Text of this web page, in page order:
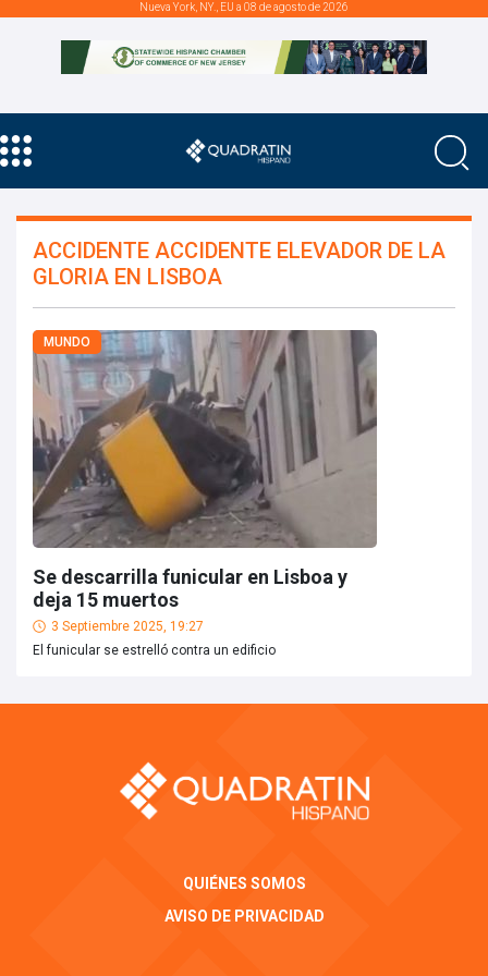
Nueva York, NY., EU a 08 de agosto de 2026
ACCIDENTE ACCIDENTE ELEVADOR DE LA
GLORIA EN LISBOA
MUNDO
Se descarrilla funicular en Lisboa y
deja 15 muertos
3 Septiembre 2025, 19:27
El funicular se estrelló contra un edificio
QUIÉNES SOMOS
AVISO DE PRIVACIDAD